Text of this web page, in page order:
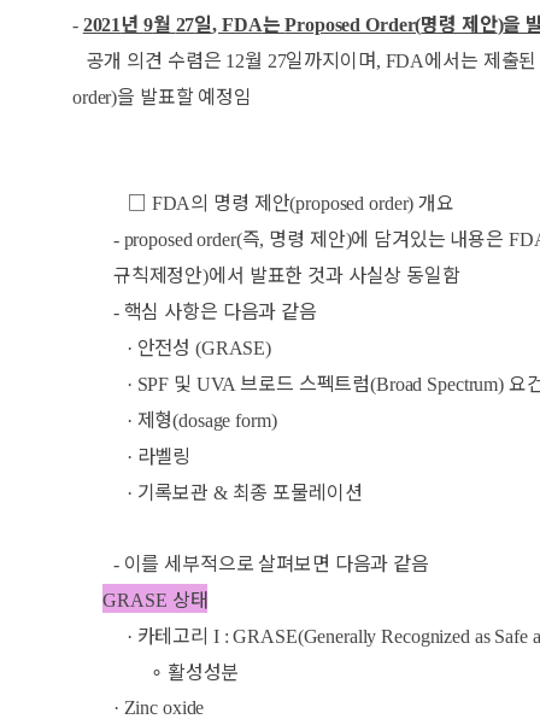
- 2021년 9월 27일, FDA는Proposed Order(명령 제안)을
공개 의견 수렴은 12월 27일까지이며, FDA에서는 제출
order)을 발표할 예정임
□ FDA의 명령 제안(proposed order)개요
- proposed order(즉, 명령 제안)에 담겨있는 내용은
규칙제정안)에서 발표한 것과 사실상 동일함
- 핵심 사항은 다음과 같음
· 안전성 (GRASE)
· SPF 및 UVA브로드 스펙트럼(Broad Spectrum) 요
· 제형(dosage form)
· 라벨링
· 기록보관 & 최종 포물레이션
- 이를 세부적으로 살펴보면 다음과 같음
GRASE 상태
· 카테고리 I : GRASE(Generally Recognized as Safe
∘ 활성성분
· Zinc oxide